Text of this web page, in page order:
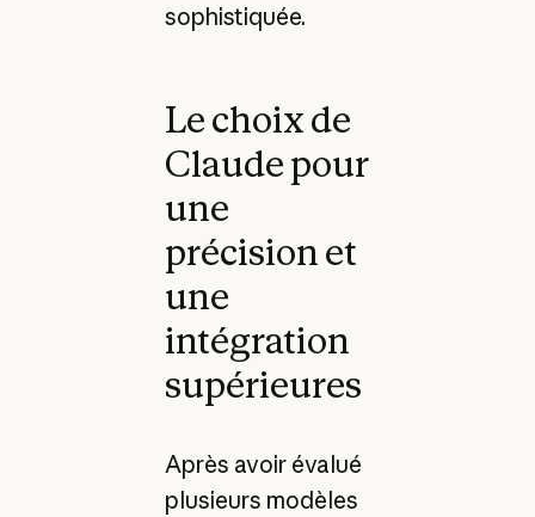
sophistiquée.
Le choix de
Claude pour
une
précision et
une
intégration
supérieures
Après avoir évalué
plusieurs modèles